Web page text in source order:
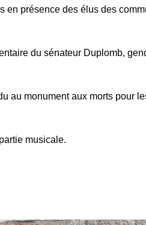
en présence des élus des
du sénateur Duplomb,
au monument aux morts pour
musicale.